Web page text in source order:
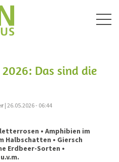
2026: Das sind die
| 26.05.2026 - 06:44
• Amphibien im
Halbschatten • Giersch
Erdbeer-Sorten •